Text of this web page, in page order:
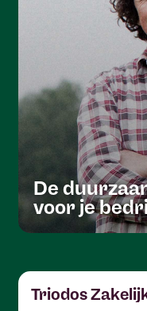
De
voor je
Triodos